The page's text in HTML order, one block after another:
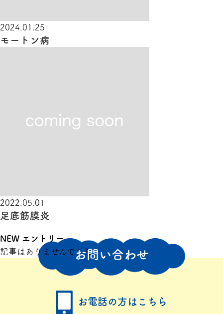
2024.01.25
モートン病
2022.05.01
足底筋膜炎
NEW エントリー
記事はありませんでしたお問い合わせ
お電話の方はこちら